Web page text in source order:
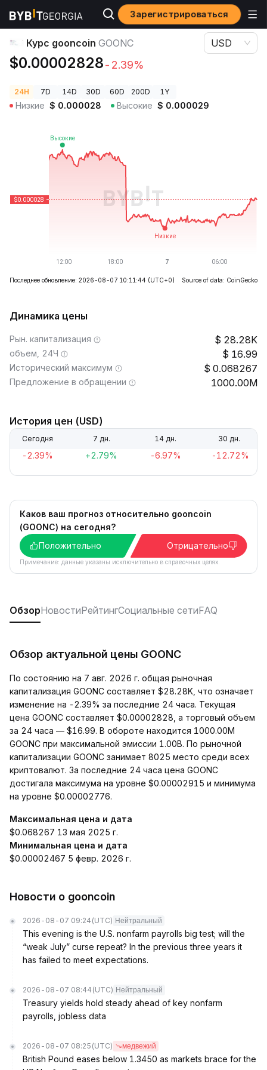
Зарегистрироваться
Цены криптовалют Курс gooncoin GOONC
Курс gooncoin GOONC
$0.00002828-2.39%
USD
24H 7D 14D 30D 60D 200D 1Y
Низкие $ 0.000028 Высокие $ 0.000029
Последнее обновление: 2026-08-07 10:11:44 (UTC+0) Source of data: CoinGecko
Динамика цены
Рын. капитализация 28.28K
объем, 24Ч 16.99
Исторический максимум 0.068267
Предложение в обращении 1000.00M
История цен (USD)
Сегодня 7 дн. 14 дн. 30 дн.
-2.39% +2.79% -6.97% -12.72%
Каков ваш прогноз относительно gooncoin
(GOONC) на сегодня?
Положительно
Отрицательно
Примечание: данные указаны исключительно в справочных целях.
ОбзорНовостиРейтингСоциальные сетиFAQ
Обзор актуальной цены GOONC
По состоянию на 7 авг. 2026 г. общая рыночная
капитализация GOONC составляет $28.28K, что означает
изменение на -2.39% за последние 24 часа. Текущая
цена GOONC составляет $0.00002828, а торговый объем
за 24 часа — $16.99. В обороте находится 1000.00M
GOONC при максимальной эмиссии 1.00B. По рыночной
капитализации GOONC занимает 8025 место среди всех
криптовалют. За последние 24 часа цена GOONC
достигала максимума на уровне $0.00002915 и минимума
на уровне $0.00002776.
Максимальная цена и дата
$0.068267 13 мая 2025 г.
Минимальная цена и дата
$0.00002467 5 февр. 2026 г.
Новости о gooncoin
2026-08-07 09:24 (UTC) Нейтральный
This evening is the U.S. nonfarm payrolls big test; will the
“weak July” curse repeat? In the previous three years it
has failed to meet expectations.
2026-08-07 08:44 (UTC) Нейтральный
Treasury yields hold steady ahead of key nonfarm
payrolls, jobless data
2026-08-07 08:25 (UTC) медвежий
British Pound eases below 1.3450 as markets brace for the